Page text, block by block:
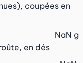
coupées en
en dés
NaN g